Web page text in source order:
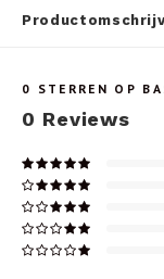
0 STERREN OP
0 Reviews